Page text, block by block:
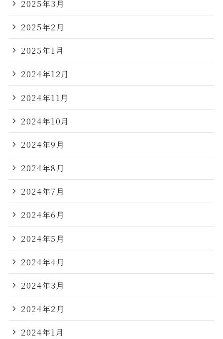
2025年3月
2025年2月
2025年1月
2024年12月
2024年11月
2024年10月
2024年9月
2024年8月
2024年7月
2024年6月
2024年5月
2024年4月
2024年3月
2024年2月
2024年1月